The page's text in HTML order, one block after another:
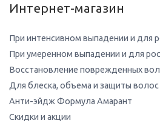
Интернет-магазин
При интенсивном выпадении и для
При умеренном выпадении и для
Восстановление поврежденных
Для блеска, объема и защиты волос
Анти-эйдж Формула Амарант
Скидки и акции